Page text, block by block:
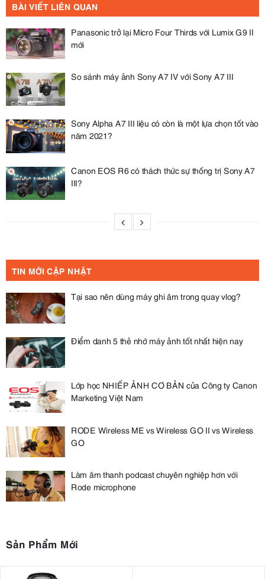
BÀI VIẾT LIÊN QUAN
Panasonic trở lại Micro Four Thirds với Lumix G9 II
mới
So sánh máy ảnh Sony A7 IV với Sony A7 III
Sony Alpha A7 III liệu có còn là một lựa chọn tốt vào
năm 2021?
Canon EOS R6 có thách thức sự thống trị Sony A7
III?
TIN MỚI CẬP NHẬT
Tại sao nên dùng máy ghi âm trong quay vlog?
Điểm danh 5 thẻ nhớ máy ảnh tốt nhất hiện nay
Lớp học NHIẾP ẢNH CƠ BẢN của Công ty Canon
Marketing Việt Nam
RODE Wireless ME vs Wireless GO II vs Wireless
GO
Làm âm thanh podcast chuyên nghiệp hơn với
Rode microphone
Sản Phẩm Mới